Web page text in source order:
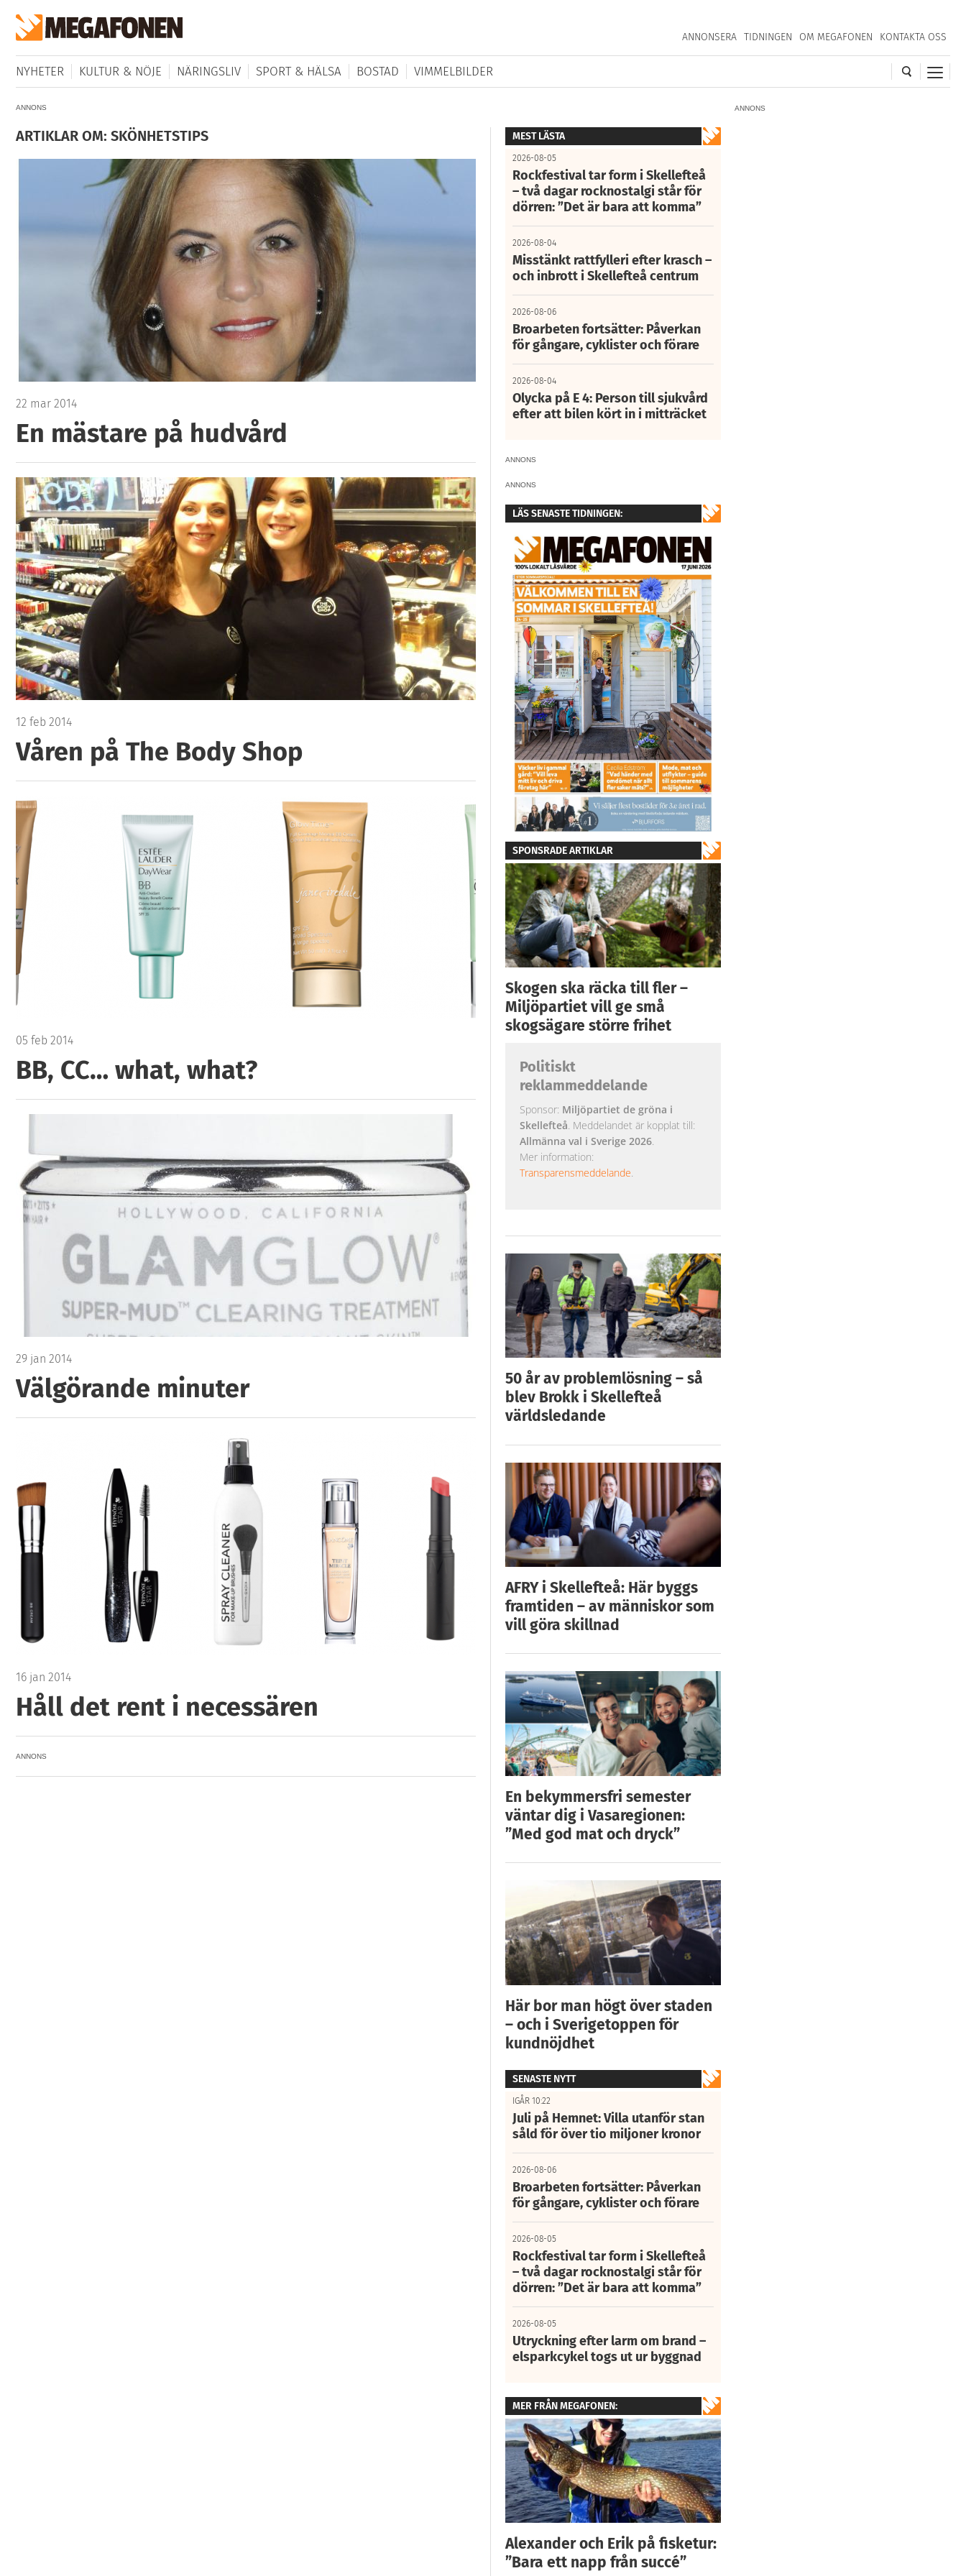
ANNONSERA TIDNINGEN OM MEGAFONEN KONTAKTA OSS
NYHETER KULTUR & NÖJE NÄRINGSLIV SPORT & HÄLSA BOSTAD VIMMELBILDER
ANNONS
ANNONS
ARTIKLAR OM: SKÖNHETSTIPS
22 mar 2014
En mästare på hudvård
12 feb 2014
Våren på The Body Shop
05 feb 2014
BB, CC… what, what?
29 jan 2014
Välgörande minuter
16 jan 2014
Håll det rent i necessären
ANNONS
MEST LÄSTA
2026-08-05
Rockfestival tar form i Skellefteå
– två dagar rocknostalgi står för
dörren: ”Det är bara att komma”
2026-08-04
Misstänkt rattfylleri efter krasch –
och inbrott i Skellefteå centrum
2026-08-06
Broarbeten fortsätter: Påverkan
för gångare, cyklister och förare
2026-08-04
Olycka på E 4: Person till sjukvård
efter att bilen kört in i mitträcket
ANNONS
ANNONS
LÄS SENASTE TIDNINGEN:
SPONSRADE ARTIKLAR
Skogen ska räcka till fler –
Miljöpartiet vill ge små
skogsägare större frihet
Politiskt
reklammeddelande
Sponsor: Miljöpartiet de gröna i
Skellefteå. Meddelandet är kopplat till:
Allmänna val i Sverige 2026.
Mer information:
Transparensmeddelande.
50 år av problemlösning – så
blev Brokk i Skellefteå
världsledande
AFRY i Skellefteå: Här byggs
framtiden – av människor som
vill göra skillnad
En bekymmersfri semester
väntar dig i Vasaregionen:
”Med god mat och dryck”
Här bor man högt över staden
– och i Sverigetoppen för
kundnöjdhet
SENASTE NYTT
IGÅR 10:22
Juli på Hemnet: Villa utanför stan
såld för över tio miljoner kronor
2026-08-06
Broarbeten fortsätter: Påverkan
för gångare, cyklister och förare
2026-08-05
Rockfestival tar form i Skellefteå
– två dagar rocknostalgi står för
dörren: ”Det är bara att komma”
2026-08-05
Utryckning efter larm om brand –
elsparkcykel togs ut ur byggnad
MER FRÅN MEGAFONEN:
Alexander och Erik på fisketur:
”Bara ett napp från succé”